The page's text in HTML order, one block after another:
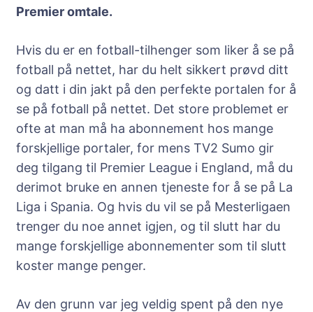
Premier omtale.
Hvis du er en fotball-tilhenger som liker å se på
fotball på nettet, har du helt sikkert prøvd ditt
og datt i din jakt på den perfekte portalen for å
se på fotball på nettet. Det store problemet er
ofte at man må ha abonnement hos mange
forskjellige portaler, for mens TV2 Sumo gir
deg tilgang til Premier League i England, må du
derimot bruke en annen tjeneste for å se på La
Liga i Spania. Og hvis du vil se på Mesterligaen
trenger du noe annet igjen, og til slutt har du
mange forskjellige abonnementer som til slutt
koster mange penger.
Av den grunn var jeg veldig spent på den nye